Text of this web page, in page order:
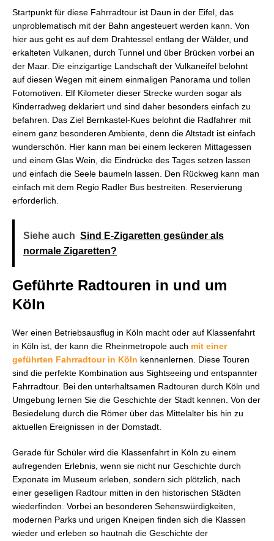
Startpunkt für diese Fahrradtour ist Daun in der Eifel, das
unproblematisch mit der Bahn angesteuert werden kann. Von
hier aus geht es auf dem Drahtessel entlang der Wälder, und
erkalteten Vulkanen, durch Tunnel und über Brücken vorbei an
der Maar. Die einzigartige Landschaft der Vulkaneifel belohnt
auf diesen Wegen mit einem einmaligen Panorama und tollen
Fotomotiven. Elf Kilometer dieser Strecke wurden sogar als
Kinderradweg deklariert und sind daher besonders einfach zu
befahren. Das Ziel Bernkastel-Kues belohnt die Radfahrer mit
einem ganz besonderen Ambiente, denn die Altstadt ist einfach
wunderschön. Hier kann man bei einem leckeren Mittagessen
und einem Glas Wein, die Eindrücke des Tages setzen lassen
und einfach die Seele baumeln lassen. Den Rückweg kann man
einfach mit dem Regio Radler Bus bestreiten. Reservierung
erforderlich.
Siehe auch Sind E-Zigaretten gesünder als
normale Zigaretten?
Geführte Radtouren in und um
Köln
Wer einen Betriebsausflug in Köln macht oder auf Klassenfahrt
in Köln ist, der kann die Rheinmetropole auch mit einer
geführten Fahrradtour in Köln kennenlernen. Diese Touren
sind die perfekte Kombination aus Sightseeing und entspannter
Fahrradtour. Bei den unterhaltsamen Radtouren durch Köln und
Umgebung lernen Sie die Geschichte der Stadt kennen. Von der
Besiedelung durch die Römer über das Mittelalter bis hin zu
aktuellen Ereignissen in der Domstadt.
Gerade für Schüler wird die Klassenfahrt in Köln zu einem
aufregenden Erlebnis, wenn sie nicht nur Geschichte durch
Exponate im Museum erleben, sondern sich plötzlich, nach
einer geselligen Radtour mitten in den historischen Städten
wiederfinden. Vorbei an besonderen Sehenswürdigkeiten,
modernen Parks und urigen Kneipen finden sich die Klassen
wieder und erleben so hautnah die Geschichte der